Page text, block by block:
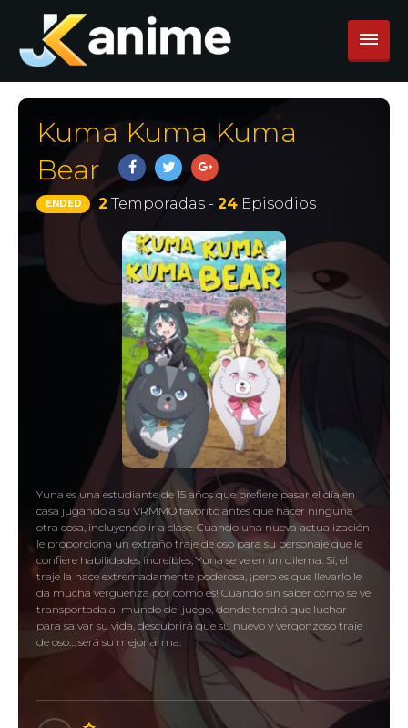
Kuma Kuma Kuma
Bear
ENDED 2 Temporadas - 24Episodios
Yuna es una estudiante de 15 años que prefiere pasar el día en
casa jugando a su VRMMO favorito antes que hacer ninguna
otra cosa, incluyendo ir a clase. Cuando una nueva actualización
le proporciona un extraño traje de oso para su personaje que le
confiere habilidades increíbles, Yuna se ve en un dilema. Sí, el
traje la hace extremadamente poderosa, ¡pero es que llevarlo le
da mucha vergüenza por cómo es! Cuando sin saber cómo se ve
transportada al mundo del juego, donde tendrá que luchar
para salvar su vida, descubrirá que su nuevo y vergonzoso traje
de oso… será su mejor arma.